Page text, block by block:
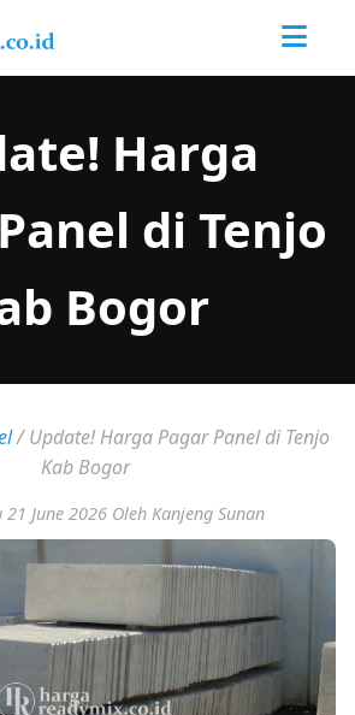
Harga
di Tenjo
Bogor
/Update! Harga Pagar Panel di Tenjo
Kab Bogor
June 2026 Oleh Kanjeng Sunan